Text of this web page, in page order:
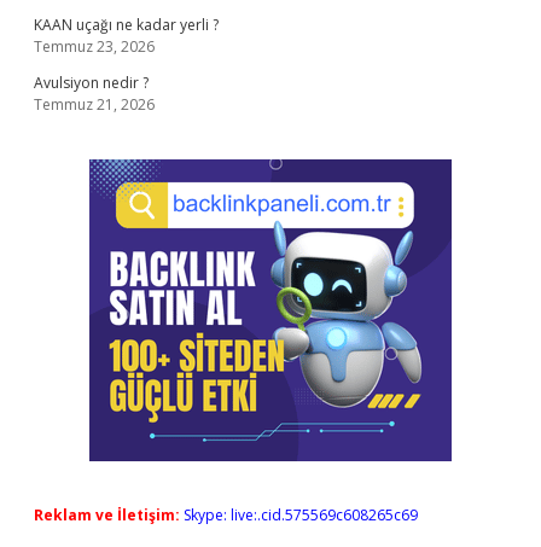
KAAN uçağı ne kadar yerli ?
Temmuz 23, 2026
Avulsiyon nedir ?
Temmuz 21, 2026
Reklam ve İletişim: Skype: live:.cid.575569c608265c69